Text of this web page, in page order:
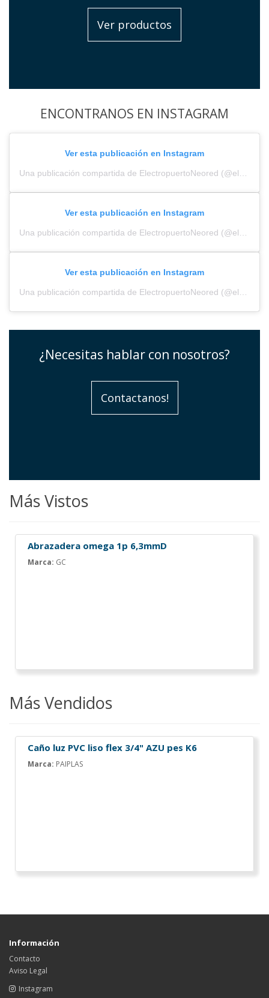
Ver productos
ENCONTRANOS EN INSTAGRAM
Ver esta publicación en Instagram
Ver esta publicación en Instagram
Ver esta publicación en Instagram
¿Necesitas hablar con nosotros?
Contactanos!
Más Vistos
Abrazadera omega 1p 6,3mmD
Marca: GC
Más Vendidos
Caño luz PVC liso flex 3/4" AZU pes K6
Marca: PAIPLAS
Información
Contacto
Aviso Legal
Instagram